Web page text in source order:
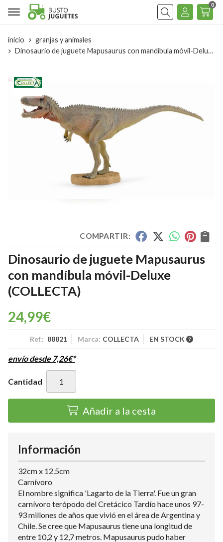
Buscar
0
inicio
granjas y animales
Dinosaurio de juguete Mapusaurus con mandíbula móvil-Deluxe
COMPARTIR:
Dinosaurio de juguete Mapusaurus
con mandíbula móvil-Deluxe
(COLLECTA)
24,99€
Ref.: 88821 Marca: COLLECTA EN STOCK
envío desde 7,26€*
Cantidad
Añadir a la cesta
Información
32cm x 12.5cm
Carnívoro
El nombre significa 'Lagarto de la Tierra'. Fue un gran
carnívoro terópodo del Cretácico Tardío hace unos 97-
93 millones de años que vivió en el área de Argentina y
Chile. Se cree que Mapusaurus tiene una longitud de
entre 10,2 y 12,7 metros. Mapusaurus pudo haber